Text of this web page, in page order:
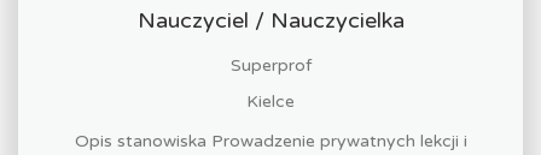
Nauczyciel / Nauczycielka
Superprof
Kielce
Opis stanowiska Prowadzenie prywatnych lekcji i